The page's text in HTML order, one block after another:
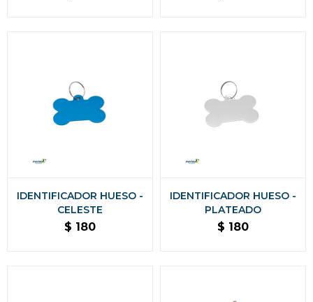
IDENTIFICADOR HUESO -
CELESTE
$ 180
IDENTIFICADOR HUESO -
PLATEADO
$ 180